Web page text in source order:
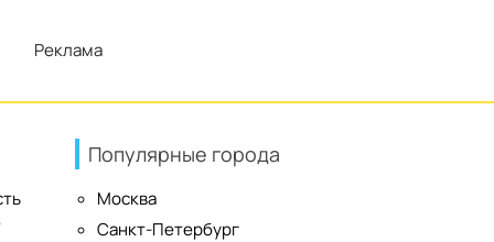
Реклама
Популярные города
Москва
Санкт-Петербург